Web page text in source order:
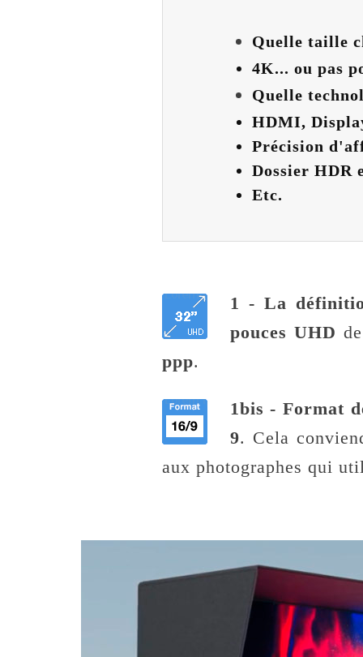
Quelle taille
4K... ou pas
Quelle
HDMI,
Précision
Dossier HDR
Etc.
1 - La
pouces UHD
ppp.
1bis - Format
9. Cela
aux photographes qui